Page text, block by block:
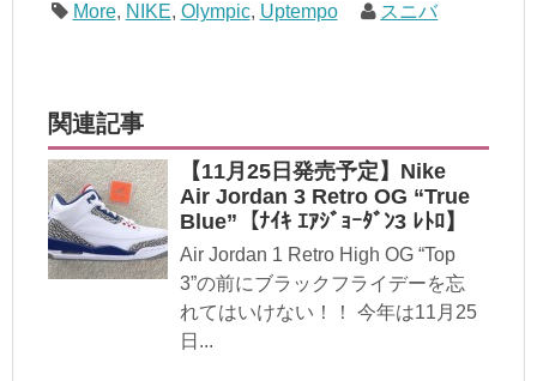
More, NIKE, Olympic, Uptempo スニバ
関連記事
【11月25日発売予定】Nike
Air Jordan 3 Retro OG “True
Blue”【ﾅｲｷ ｴｱｼﾞｮｰﾀﾞﾝ3 ﾚﾄﾛ】
Air Jordan 1 Retro High OG “Top
3”の前にブラックフライデーを忘
れてはいけない！！ 今年は11月25
日...